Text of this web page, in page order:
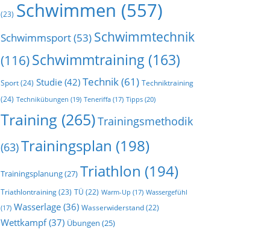
(23) Schwimmen (557)
Schwimmsport(53) Schwimmtechnik
(116)Schwimmtraining (163)
Sport(24) Studie (42) Technik(61) Techniktraining
(24) Technikübungen (19) Teneriffa (17) Tipps (20)
Training (265)Trainingsmethodik
(63)Trainingsplan (198)
Trainingsplanung(27) Triathlon (194)
Triathlontraining(23) TÜ (22) Warm-Up (17) Wassergefühl
(17) Wasserlage (36) Wasserwiderstand(22)
Wettkampf(37) Übungen (25)